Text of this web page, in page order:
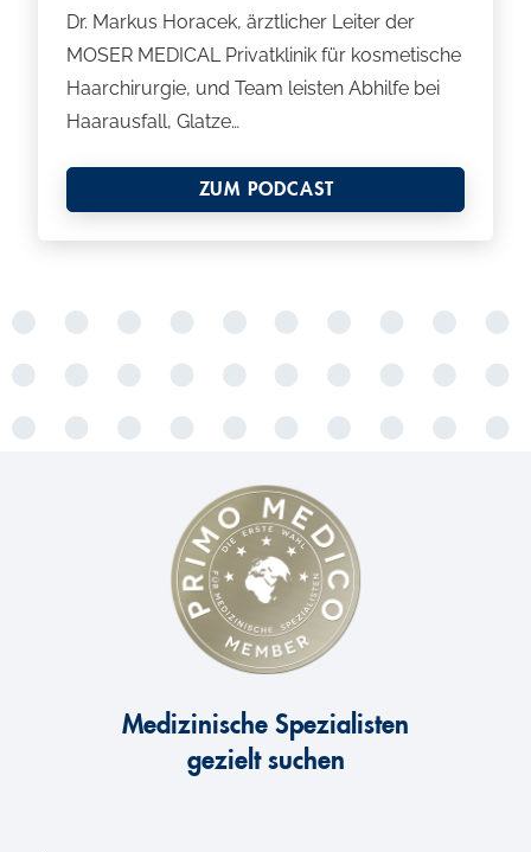
Dr. Markus Horacek, ärztlicher Leiter der
MOSER MEDICAL Privatklinik für kosmetische
Haarchirurgie, und Team leisten Abhilfe bei
Haarausfall, Glatze…
ZUM PODCAST
Medizinische Spezialisten
gezielt suchen